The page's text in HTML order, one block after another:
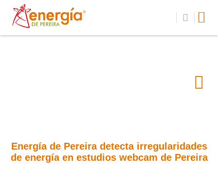
Energía de Pereira detecta irregularidades
de energía en estudios webcam de Pereira